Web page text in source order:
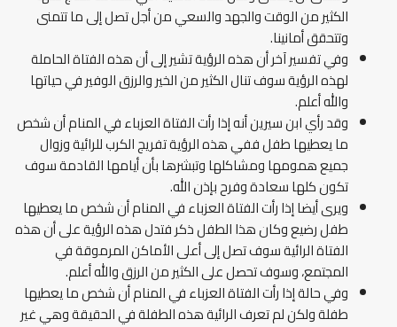
الكثير من الوقت والجهد والسعي من أجل تصل إلى ما تتمنى
وتتحقق أمانينا.
وفي تفسير آخر أن هذه الرؤية تشير إلى أن هذه الفتاة الحاملة
لهذه الرؤية سوف تنال الكثير من الخير والرزق الوفير في حياتها
والله أعلم.
وقد رأي ابن سيرين أنه إذا رأت الفتاة العزباء في المنام أن شخص
ما يعطيها طفل ففي هذه الرؤية تفريج الكرب للرائية وزوال
جميع همومها ومشاكلها وتبشرها بأن أيامها القادمة سوف
تكون كلها سعادة وفرح بإذن الله.
ويرى أيضا إذا رأت الفتاة العزباء في المنام أن شخص ما يعطيها
طفل رضيع وكان هذا الطفل ذكر فتدل هذه الرؤية على أن هذه
الفتاة الرائية سوف تصل إلى أعلى الأماكن المرموقة في
المجتمع، وسوف تحصل على الكثير من الرزق والله أعلم.
وفي حالة إذا رأت الفتاة العزباء في المنام أن شخص ما يعطيها
طفلة ولكن لم تعرف الرائية هذه الطفلة في الحقيقة وهي غير